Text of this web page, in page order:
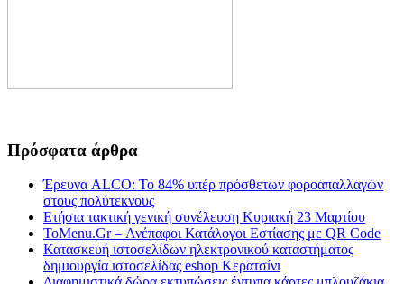
Πρόσφατα άρθρα
Έρευνα ALCO: Το 84% υπέρ πρόσθετων φοροαπαλλαγών
στους πολύτεκνους
Ετήσια τακτική γενική συνέλευση Κυριακή 23 Μαρτίου
ToMenu.Gr – Ανέπαφοι Κατάλογοι Εστίασης με QR Code
Κατασκευή ιστοσελίδων ηλεκτρονικού καταστήματος
δημιουργία ιστοσελίδας eshop Κερατσίνι